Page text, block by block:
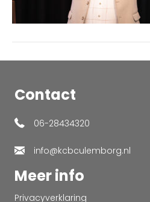
Contact
06-28434320
info@kcbculemborg.nl
Meer info
Privacyverklaring